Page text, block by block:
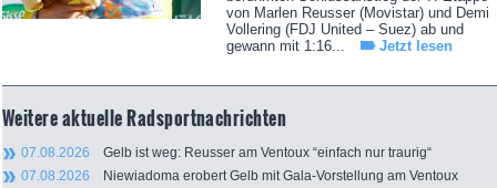
von Marlen Reusser (Movistar) und Demi
Vollering (FDJ United – Suez) ab und
gewann mit 1:16...
Jetzt lesen
Weitere aktuelle Radsportnachrichten
07.08.2026 Gelb ist weg: Reusser am Ventoux “einfach nur traurig“
07.08.2026 Niewiadoma erobert Gelb mit Gala-Vorstellung am Ventoux